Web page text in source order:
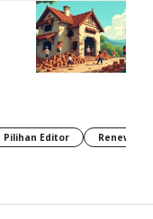
Pilihan Editor